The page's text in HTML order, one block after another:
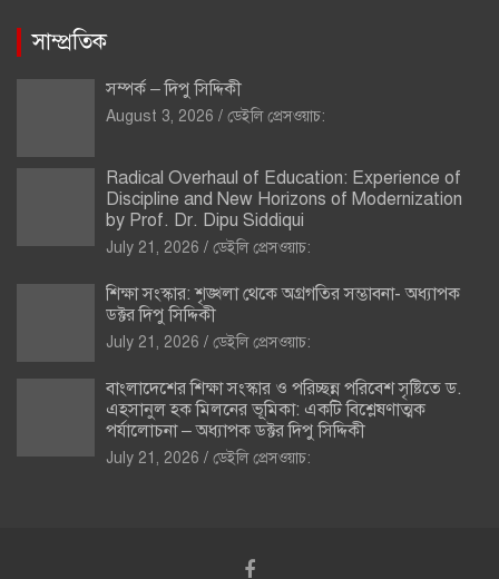
সাম্প্রতিক
সম্পর্ক – দিপু সিদ্দিকী
August 3, 2026 ডেইলি প্রেসওয়াচ:
Radical Overhaul of Education: Experience of
Discipline and New Horizons of Modernization
by Prof. Dr. Dipu Siddiqui
July 21, 2026 ডেইলি প্রেসওয়াচ:
শিক্ষা সংস্কার: শৃঙ্খলা থেকে অগ্রগতির সম্ভাবনা- অধ্যাপক
ডক্টর দিপু সিদ্দিকী
July 21, 2026 ডেইলি প্রেসওয়াচ:
বাংলাদেশের শিক্ষা সংস্কার ও পরিচ্ছন্ন পরিবেশ সৃষ্টিতে ড.
এহসানুল হক মিলনের ভূমিকা: একটি বিশ্লেষণাত্মক
পর্যালোচনা – অধ্যাপক ডক্টর দিপু সিদ্দিকী
July 21, 2026 ডেইলি প্রেসওয়াচ: